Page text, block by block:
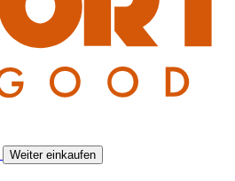
Weiter einkaufen